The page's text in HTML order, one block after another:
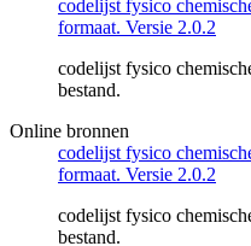
codelijst fysico
formaat. Versie 2.0.2
codelijst fysico
bestand.
Online bronnen
codelijst fysico
formaat. Versie 2.0.2
codelijst fysico
bestand.